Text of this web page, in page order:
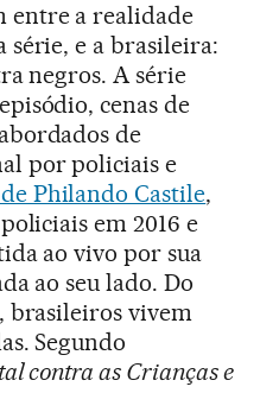
entre a realidade
série, e a brasileira:
negros. A série
cenas de
de
por policiais e
Philando Castile,
em 2016 e
ao vivo por sua
ao seu lado. Do
brasileiros vivem
Segundo
contra as Crianças e